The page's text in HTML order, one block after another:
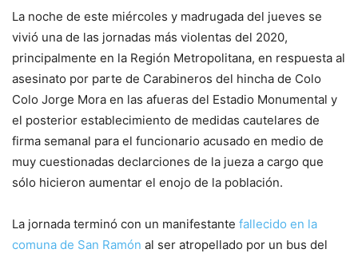
La noche de este miércoles y madrugada del jueves se
vivió una de las jornadas más violentas del 2020,
principalmente en la Región Metropolitana, en respuesta al
asesinato por parte de Carabineros del hincha de Colo
Colo Jorge Mora en las afueras del Estadio Monumental y
el posterior establecimiento de medidas cautelares de
firma semanal para el funcionario acusado en medio de
muy cuestionadas declarciones de la jueza a cargo que
sólo hicieron aumentar el enojo de la población.
La jornada terminó con un manifestante fallecido en la
comuna de San Ramón al ser atropellado por un bus del